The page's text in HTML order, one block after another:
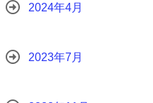
2024年4月
2023年7月